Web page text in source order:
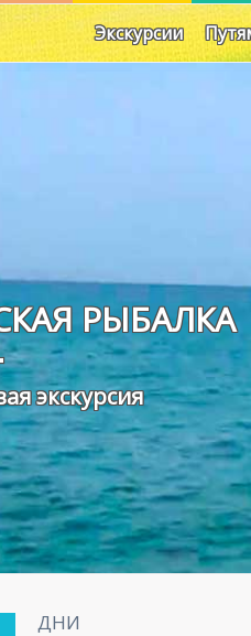
Экскурсии
РЫБАЛКА
экскурсия
ДНИ